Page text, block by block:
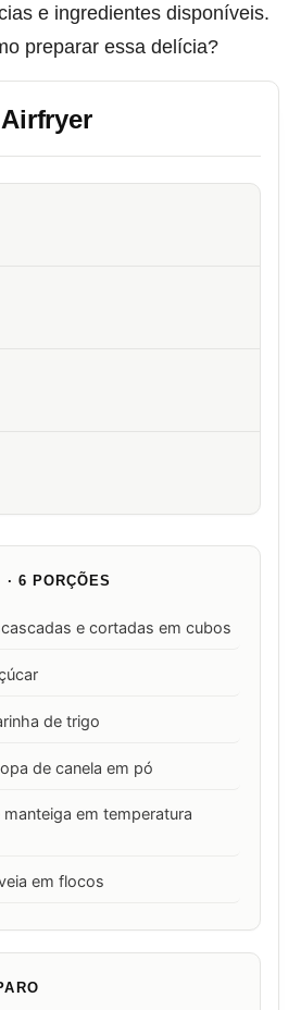
e ingredientes disponíveis.
preparar essa delícia?
· 6 PORÇÕES
e cortadas em cubos
de trigo
de canela em pó
em temperatura
em flocos